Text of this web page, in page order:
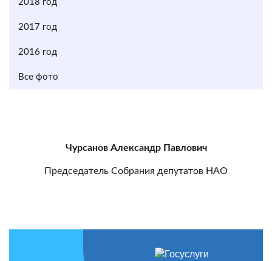
2018 год
2017 год
2016 год
Все фото
Чурсанов Александр Павлович
Председатель Собрания депутатов НАО